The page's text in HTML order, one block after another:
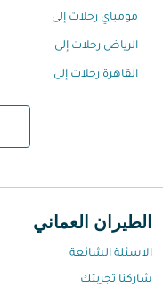
مومباي رحلات إلى
الرياض رحلات إلى
القاهرة رحلات إلى
الطيران العماني
الاسئلة الشائعة
شاركنا تجربتك